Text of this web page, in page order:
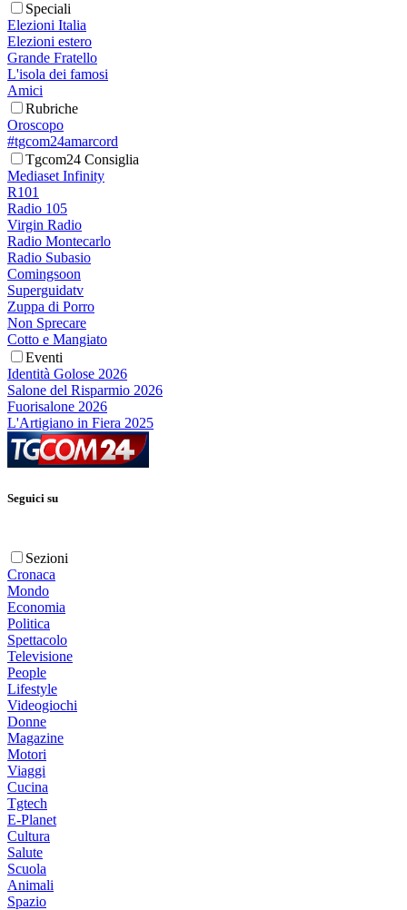
Speciali
Elezioni Italia
Elezioni estero
Grande Fratello
L'isola dei famosi
Amici
Rubriche
Oroscopo
#tgcom24amarcord
Tgcom24 Consiglia
Mediaset Infinity
R101
Radio 105
Virgin Radio
Radio Montecarlo
Radio Subasio
Comingsoon
Superguidatv
Zuppa di Porro
Non Sprecare
Cotto e Mangiato
Eventi
Identità Golose 2026
Salone del Risparmio 2026
Fuorisalone 2026
L'Artigiano in Fiera 2025
Seguici su
Sezioni
Cronaca
Mondo
Economia
Politica
Spettacolo
Televisione
People
Lifestyle
Videogiochi
Donne
Magazine
Motori
Viaggi
Cucina
Tgtech
E-Planet
Cultura
Salute
Scuola
Animali
Spazio